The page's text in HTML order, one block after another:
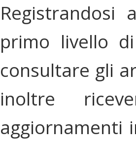
Registrandosi
primo livello
consultare gli
inoltre
aggiornamenti